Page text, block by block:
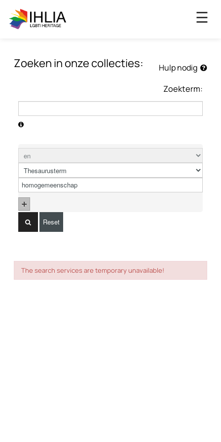
×
☰
Zoeken in onze collecties:
Hulp nodig
Zoekterm:
Reset
The search services are temporary unavailable!